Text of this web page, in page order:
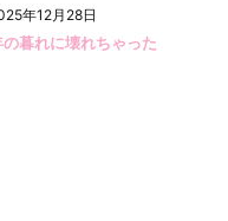
年12月28日
の暮れに壊れちゃった